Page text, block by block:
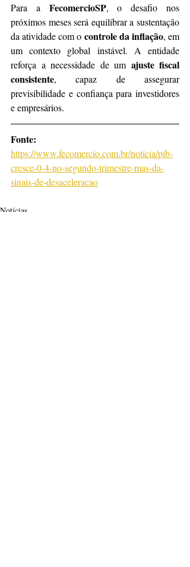
Para a FecomercioSP, o desafio nos
próximos meses será equilibrar a sustentação
da atividade com o controle da inflação, em
um contexto global instável. A entidade
reforça a necessidade de um ajuste fiscal
consistente, capaz de assegurar
previsibilidade e confiança para investidores
e empresários.
Fonte:
https://www.fecomercio.com.br/noticia/pib-
cresce-0-4-no-segundo-trimestre-mas-da-
sinais-de-desaceleracao
Notícias